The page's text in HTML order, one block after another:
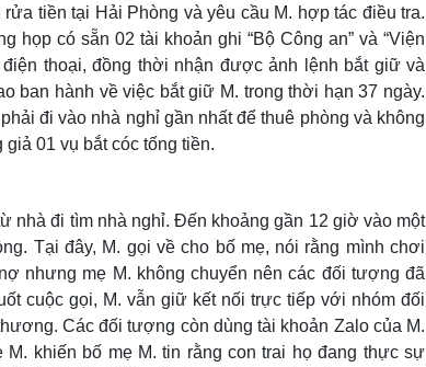
tiền tại Hải Phòng và yêu cầu M. hợp tác điều tra.
họp có sẵn 02 tài khoản ghi “Bộ Công an” và “Viện
thoại, đồng thời nhận được ảnh lệnh bắt giữ và
ban hành về việc bắt giữ M. trong thời hạn 37 ngày.
đi vào nhà nghỉ gần nhất để thuê phòng và không
01 vụ bắt cóc tống tiền.
nhà đi tìm nhà nghỉ. Đến khoảng gần 12 giờ vào một
Tại đây, M. gọi về cho bố mẹ, nói rằng mình chơi
nhưng mẹ M. không chuyển nên các đối tượng đã
cuộc gọi, M. vẫn giữ kết nối trực tiếp với nhóm đối
Các đối tượng còn dùng tài khoản Zalo của M.
khiến bố mẹ M. tin rằng con trai họ đang thực sự